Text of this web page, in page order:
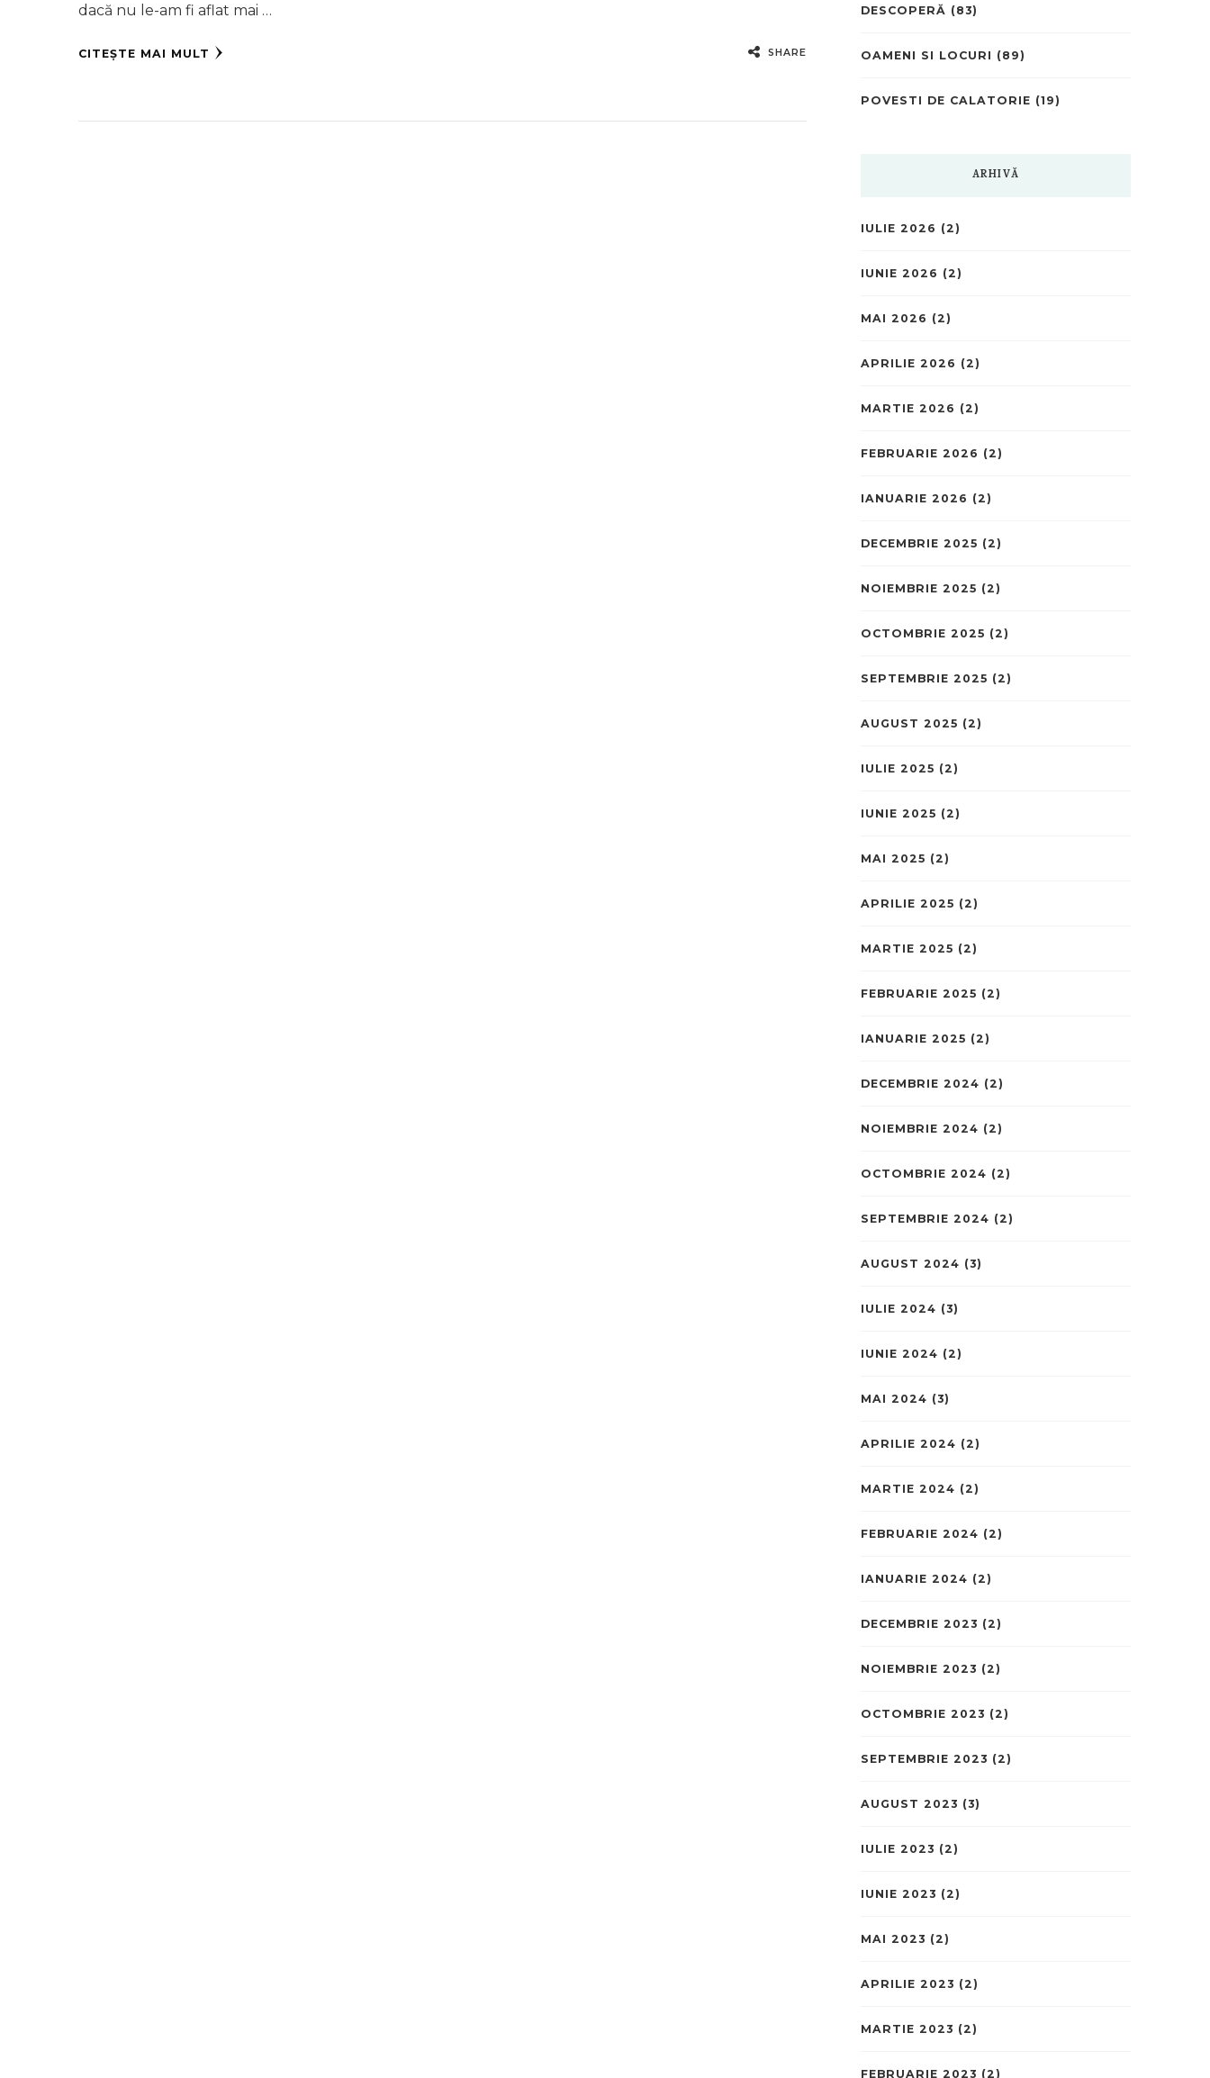
dacă nu le-am fi aflat mai …
CITEȘTE MAI MULT SHARE
DESCOPERĂ (83)
OAMENI SI LOCURI (89)
POVESTI DE CALATORIE (19)
ARHIVĂ
IULIE 2026 (2)
IUNIE 2026 (2)
MAI 2026 (2)
APRILIE 2026 (2)
MARTIE 2026 (2)
FEBRUARIE 2026 (2)
IANUARIE 2026 (2)
DECEMBRIE 2025 (2)
NOIEMBRIE 2025 (2)
OCTOMBRIE 2025 (2)
SEPTEMBRIE 2025 (2)
AUGUST 2025 (2)
IULIE 2025 (2)
IUNIE 2025 (2)
MAI 2025 (2)
APRILIE 2025 (2)
MARTIE 2025 (2)
FEBRUARIE 2025 (2)
IANUARIE 2025 (2)
DECEMBRIE 2024 (2)
NOIEMBRIE 2024 (2)
OCTOMBRIE 2024 (2)
SEPTEMBRIE 2024 (2)
AUGUST 2024 (3)
IULIE 2024 (3)
IUNIE 2024 (2)
MAI 2024 (3)
APRILIE 2024 (2)
MARTIE 2024 (2)
FEBRUARIE 2024 (2)
IANUARIE 2024 (2)
DECEMBRIE 2023 (2)
NOIEMBRIE 2023 (2)
OCTOMBRIE 2023 (2)
SEPTEMBRIE 2023 (2)
AUGUST 2023 (3)
IULIE 2023 (2)
IUNIE 2023 (2)
MAI 2023 (2)
APRILIE 2023 (2)
MARTIE 2023 (2)
FEBRUARIE 2023 (2)